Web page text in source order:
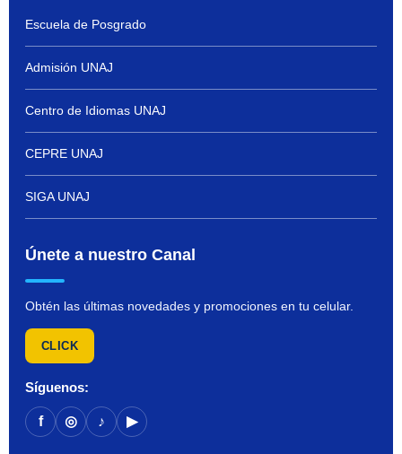
Escuela de Posgrado
Admisión UNAJ
Centro de Idiomas UNAJ
CEPRE UNAJ
SIGA UNAJ
Únete a nuestro Canal
Obtén las últimas novedades y promociones en tu celular.
CLICK
Síguenos:
f ◎ ♪ ▶